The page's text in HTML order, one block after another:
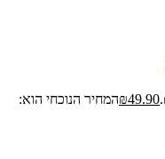
₪49.90
המחיר הנוכחי הוא: